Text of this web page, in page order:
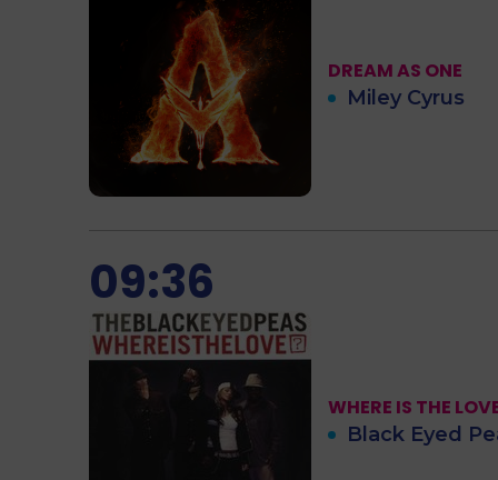
DREAM AS ONE
Miley Cyrus
09:36
WHERE IS THE
Black Eyed